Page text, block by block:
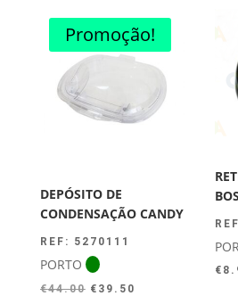
Promoção!
DEPÓSITO DE
CONDENSAÇÃO CANDY
REF: 5270111
PORTO
€44.00 O
€ 39.50
€